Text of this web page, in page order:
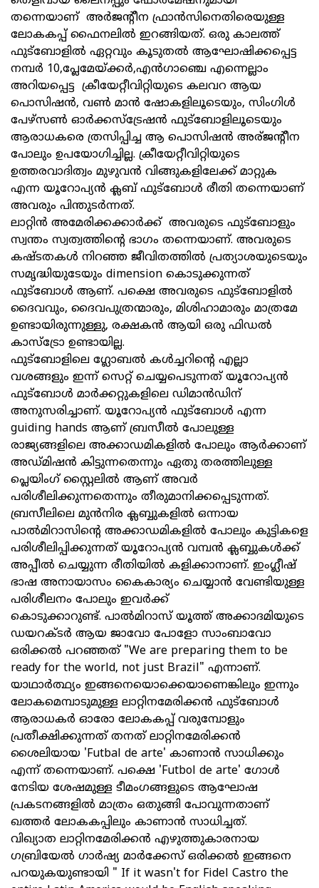
തന്നെയാണ് അര്‍ജന്റീന ഫ്രാന്‍സിനെതിരെയുള്ള
ലോകകപ്പ് ഫൈനലിൽ ഇറങ്ങിയത്. ഒരു കാലത്ത്
ഫുട്ബോളില്‍ ഏറ്റവും കൂടുതൽ ആഘോഷിക്കപ്പെട്ട
നമ്പർ 10,പ്ലേമേയ്ക്കര്‍,എന്‍ഗാഞ്ചെ എന്നെല്ലാം
അറിയപ്പെട്ട ക്രീയേറ്റീവിറ്റിയുടെ കലവറ ആയ
പൊസിഷൻ, വൺ മാന്‍ ഷോകളിലൂടെയും, സിംഗിള്‍
പേഴ്സൺ ഓര്‍ക്കസ്ട്രേഷന്‍ ഫുട്ബോളിലൂടെയും
ആരാധകരെ ത്രസിപ്പിച്ച ആ പൊസിഷന്‍ അര്ജന്റീന
പോലും ഉപയോഗിച്ചില്ല. ക്രീയേറ്റീവിറ്റിയുടെ
ഉത്തരവാദിത്വം മുഴുവൻ വിങ്ങുകളിലേക്ക് മാറ്റുക
എന്ന യൂറോപ്യൻ ക്ലബ്‌ ഫുട്ബോൾ രീതി തന്നെയാണ്
അവരും പിന്തുടര്‍ന്നത്.
ലാറ്റിൻ അമേരിക്കക്കാർക്ക് അവരുടെ ഫുട്ബോളും
സ്വന്തം സ്വത്വത്തിന്റെ ഭാഗം തന്നെയാണ്. അവരുടെ
കഷ്ടതകൾ നിറഞ്ഞ ജീവിതത്തിൽ പ്രത്യാശയുടെയും
സമൃദ്ധിയുടേയും dimension കൊടുക്കുന്നത്
ഫുട്ബോൾ ആണ്. പക്ഷെ അവരുടെ ഫുട്ബോളിൽ
ദൈവവും, ദൈവപുത്രന്മാരും, മിശിഹാമാരും മാത്രമേ
ഉണ്ടായിരുന്നുള്ളു, രക്ഷകൻ ആയി ഒരു ഫിഡല്‍
കാസ്ട്രോ ഉണ്ടായില്ല.
ഫുട്ബോളിലെ ഗ്ലോബല്‍ കള്‍ച്ചറിന്റെ എല്ലാ
വശങ്ങളും ഇന്ന് സെറ്റ് ചെയ്യപെടുന്നത് യൂറോപ്യൻ
ഫുട്ബോള്‍ മാര്‍ക്കറ്റുകളിലെ ഡിമാന്‍ഡിന്
അനുസരിച്ചാണ്. യൂറോപ്യൻ ഫുട്ബോൾ എന്ന
guiding hands ആണ് ബ്രസീല്‍ പോലുള്ള
രാജ്യങ്ങളിലെ അക്കാഡമികളിൽ പോലും ആർക്കാണ്
അഡ്മിഷൻ കിട്ടുന്നതെന്നും ഏതു തരത്തിലുള്ള
പ്ലെയിംഗ് സ്റ്റൈലില്‍ ആണ് അവർ
പരിശീലിക്കുന്നതെന്നും തീരുമാനിക്കപ്പെടുന്നത്.
ബ്രസീലിലെ മുന്‍നിര ക്ലബ്ബുകളില്‍ ഒന്നായ
പാല്‍മിറാസിന്റെ അക്കാഡമികളിൽ പോലും കുട്ടികളെ
പരിശീലിപ്പിക്കുന്നത് യൂറോപ്യൻ വമ്പൻ ക്ലബ്ബുകള്‍ക്ക്
അപ്പീൽ ചെയ്യുന്ന രീതിയിൽ കളിക്കാനാണ്. ഇംഗ്ലീഷ്
ഭാഷ അനായാസം കൈകാര്യം ചെയ്യാന്‍ വേണ്ടിയുള്ള
പരിശീലനം പോലും ഇവര്‍ക്ക്
കൊടുക്കാറുണ്ട്. പാല്‍മിറാസ് യൂത്ത് അക്കാദമിയുടെ
ഡയറക്ടര്‍ ആയ ജാവോ പോളോ സാംബാവോ
ഒരിക്കല്‍ പറഞ്ഞത് "We are preparing them to be
ready for the world, not just Brazil" എന്നാണ്.
യാഥാര്‍ത്ഥ്യം ഇങ്ങനെയൊക്കെയാണെങ്കിലും ഇന്നും
ലോകമെമ്പാടുമുള്ള ലാറ്റിനമേരിക്കൻ ഫുട്ബോൾ
ആരാധകർ ഓരോ ലോകകപ്പ് വരുമ്പോളും
പ്രതീക്ഷിക്കുന്നത് തനത് ലാറ്റിനമേരിക്കന്‍
ശൈലിയായ 'Futbal de arte' കാണാൻ സാധിക്കും
എന്ന് തന്നെയാണ്. പക്ഷെ 'Futbol de arte' ഗോൾ
നേടിയ ശേഷമുള്ള ടീമംഗങ്ങളുടെ ആഘോഷ
പ്രകടനങ്ങളിൽ മാത്രം ഒതുങ്ങി പോവുന്നതാണ്
ഖത്തര്‍ ലോകകപ്പിലും കാണാൻ സാധിച്ചത്.
വിഖ്യാത ലാറ്റിനമേരിക്കന്‍ എഴുത്തുകാരനായ
ഗബ്രിയേല്‍ ഗാര്‍ഷ്യ മാര്‍ക്കേസ്‌ ഒരിക്കൽ ഇങ്ങനെ
പറയുകയുണ്ടായി " If it wasn't for Fidel Castro the